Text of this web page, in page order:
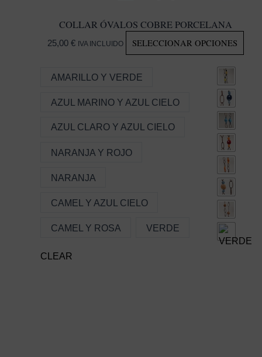
COLLAR ÓVALOS COBRE PORCELANA
25,00 € IVA INCLUIDO SELECCIONAR OPCIONES
DE
AMARILLO Y VERDE
AZUL MARINO Y AZUL CIELO
AZUL CLARO Y AZUL CIELO
NARANJA Y ROJO
NARANJA
CAMEL Y AZUL CIELO
CAMEL Y ROSA VERDE
CLEAR